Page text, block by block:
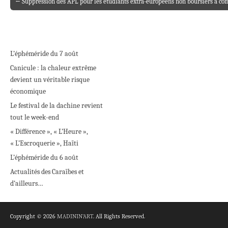
Post navigation
L’éphéméride du 7 août
Canicule : la chaleur extrême
devient un véritable risque
économique
Le festival de la dachine revient
tout le week-end
« Différence », « L’Heure »,
« L’Escroquerie », Haïti
L’éphéméride du 6 août
Actualités des Caraïbes et
d’ailleurs…
Copyright © 2026 MADININ'ART. All Rights Reserved.